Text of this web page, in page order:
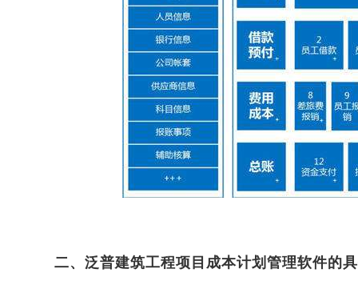
二、泛普建筑工程项目成本计划管理软件的